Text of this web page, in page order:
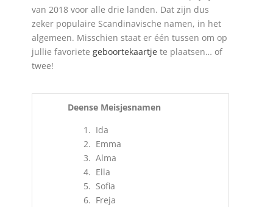
van 2018 voor alle drie landen. Dat zijn dus
zeker populaire Scandinavische namen, in het
algemeen. Misschien staat er één tussen om op
jullie favoriete geboortekaartje te plaatsen… of
twee!
Deense Meisjesnamen
Ida
Emma
Alma
Ella
Sofia
Freja